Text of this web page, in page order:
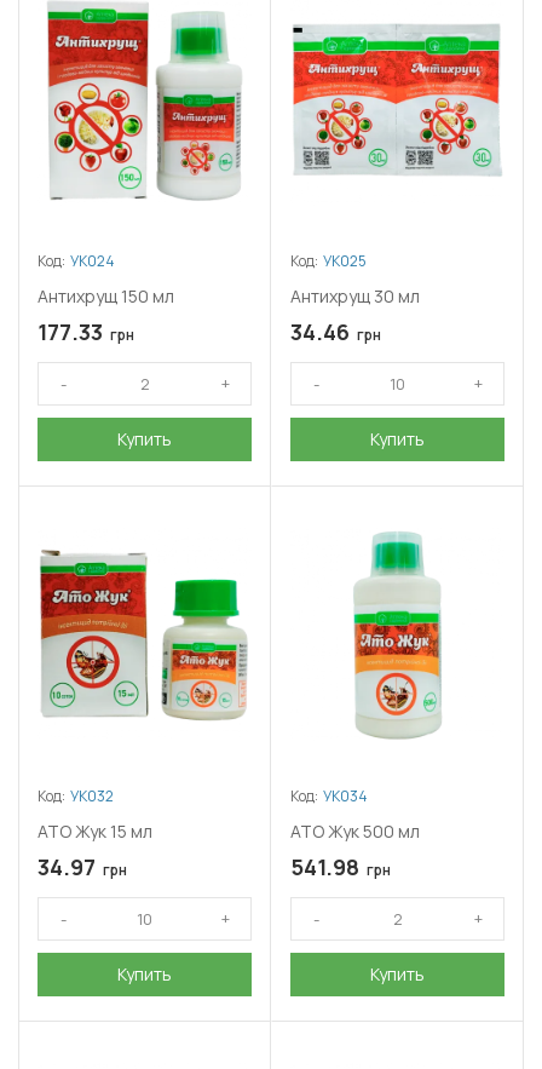
Код: УК024
Антихрущ 150 мл
177.33 грн
Купить
Код: УК025
Антихрущ 30 мл
34.46 грн
Купить
Код: УК032
АТО Жук 15 мл
34.97 грн
Купить
Код: УК034
АТО Жук 500 мл
541.98 грн
Купить